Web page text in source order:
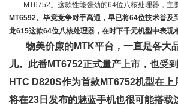
——MT6752。这款性能强劲的64位八核处理器，主
MT6592。毕竟竞争对手高通，早已将64位技术普及
龙615这款64位八核处理器，在时下千元机型中表现
物美价廉的MTK平台，一直是各大
儿。此番MT6752正式量产上市，也受
HTC D820S作为首款MT6752机型在上
将在23日发布的魅蓝手机也很可能搭载